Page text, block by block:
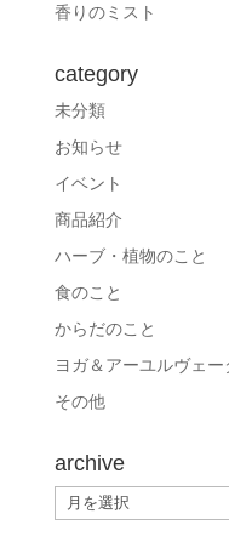
香りのミスト
category
未分類
お知らせ
イベント
商品紹介
ハーブ・植物のこと
食のこと
からだのこと
ヨガ＆アーユルヴェー
その他
archive
archive